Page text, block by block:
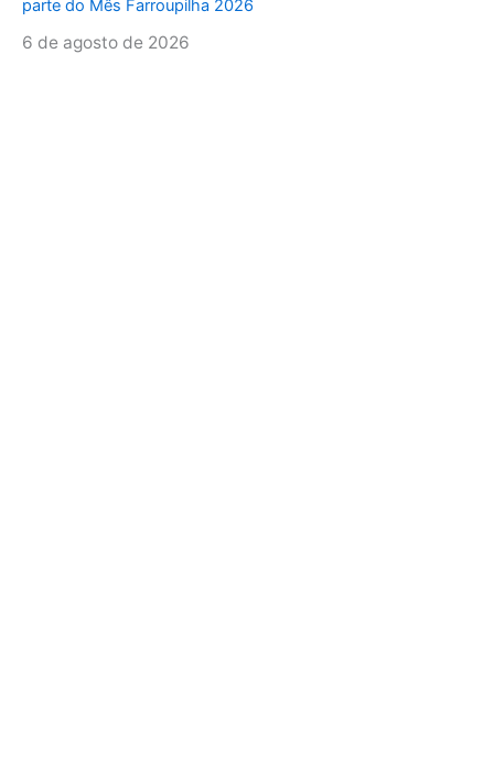
parte do Mês Farroupilha 2026
6 de agosto de 2026